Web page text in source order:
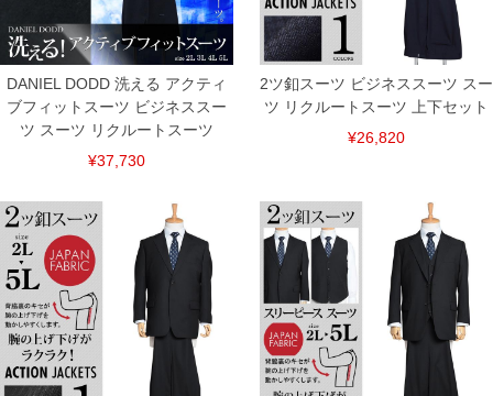
下着(肌着)やワイシャツは商品の性質上、返品交換不可とさせて頂いております。予め
ご了承くださいませ。
※【ボトムの裾上げをご希望の場合】
備考欄に股下●cmとご記入下さい。（裾上げ無料対象商品は1本につき税込6,000円以
上の品が対象。1本5,999円以下の商品は有料（500円+税）となります。）
出荷まで約1週間～20日間程お時間を頂く場合がございます。
尚、裾上げした商品は返品・交換不可となりますので、予めご了承下さい。
一部、お直しに対応出来ない商品がございます。(例：裾にファスナーや調節ひもが付
※商品によって若干のサイズの誤差がございます。また、お客様がご使用の環境（コ
ンピュータ画面）によって、商品の色味が若干異なる場合がございます。予めご了承
ください。
※当店での掲載商品は、実店鋪と在庫を共用しておりますので店頭での売り違い、店
舗からのお取り寄せ等により、お客様にご迷惑をお掛けしてしまう場合がございま
す。そのようなことがない様最大限に努めておりますが、もしあった場合速やかにご
連絡させて頂きますので予めご了承ください。
ITEM INTRODUCTION
DANIEL DODD 洗える アクティ
ブフィットスーツ ビジネススー
ツ スーツ リクルートスーツ
¥37,730
2ツ釦スーツ ビジネススーツ スー
ツ リクルートスーツ 上下セット
¥26,820